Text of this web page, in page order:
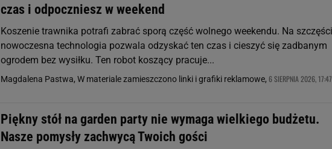
czas i odpoczniesz w weekend
Koszenie trawnika potrafi zabrać sporą część wolnego weekendu. Na
nowoczesna technologia pozwala odzyskać ten czas i cieszyć się zadbanym
ogrodem bez wysiłku. Ten robot koszący pracuje...
Magdalena Pastwa, W materiale zamieszczono linki i grafiki reklamowe, 6 SIERPNIA 2026, 17:47
Piękny stół na garden party nie wymaga wielkiego budżetu.
Nasze pomysły zachwycą Twoich gości